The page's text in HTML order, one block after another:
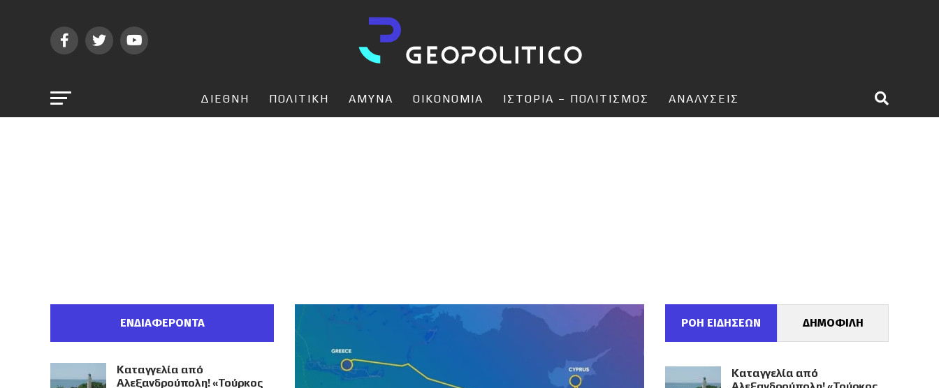
ΔΙΕΘΝΗ ΠΟΛΙΤΙΚΗ ΑΜΥΝΑ ΟΙΚΟΝΟΜΙΑ ΙΣΤΟΡΙΑ – ΠΟΛΙΤΙΣΜΟΣ ΑΝΑΛΥΣΕΙΣ
ΕΝΔΙΑΦΕΡΟΝΤΑ
Καταγγελία από
Αλεξανδρούπολη! «Τούρκος
ΡΟΗ ΕΙΔΗΣΕΩΝ ΔΗΜΟΦΙΛΗ
Καταγγελία από